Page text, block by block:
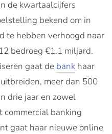
de kwartaalcijfers
bekend om in
te hebben verhoogd naar
bedroeg €1.1 miljard.
gaat de bank haar
meer dan 500
drie jaar en zowel
banking
gaat haar nieuwe online